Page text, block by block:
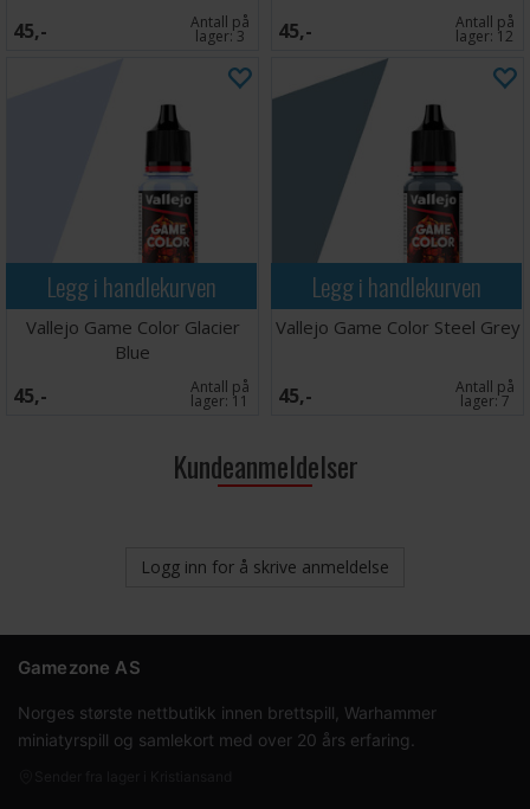
45,- Antall på
lager:3 45,- Antall på
lager: 12
Legg i handlekurven
Vallejo Game Color Glacier
Blue
45,- Antall på
lager: 11
Legg i handlekurven
Vallejo Game Color Steel Grey
45,- Antall på
lager:7
Kundeanmeldelser
Logg inn for å skrive anmeldelse
Gamezone AS
Norges største nettbutikk innen brettspill, Warhammer
miniatyrspill og samlekort med over 20 års erfaring.